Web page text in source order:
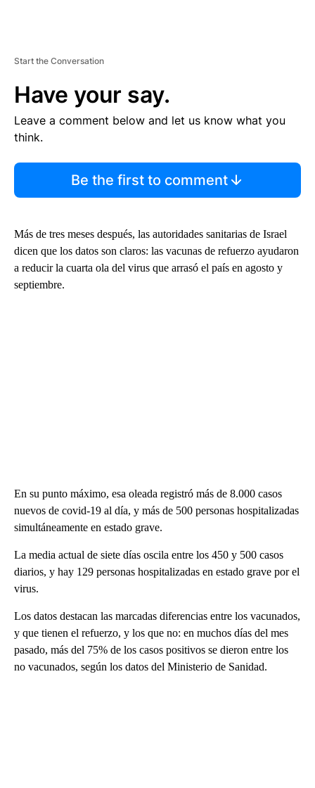
Start the Conversation
Have your say.
Leave a comment below and let us know what you
think.
Be the first to comment
Más de tres meses después, las autoridades sanitarias de Israel
dicen que los datos son claros: las vacunas de refuerzo ayudaron
a reducir la cuarta ola del virus que arrasó el país en agosto y
septiembre.
En su punto máximo, esa oleada registró más de 8.000 casos
nuevos de covid-19 al día, y más de 500 personas hospitalizadas
simultáneamente en estado grave.
La media actual de siete días oscila entre los 450 y 500 casos
diarios, y hay 129 personas hospitalizadas en estado grave por el
virus.
Los datos destacan las marcadas diferencias entre los vacunados,
y que tienen el refuerzo, y los que no: en muchos días del mes
pasado, más del 75% de los casos positivos se dieron entre los
no vacunados, según los datos del Ministerio de Sanidad.